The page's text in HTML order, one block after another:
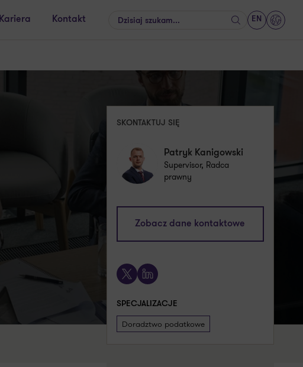
Kariera Kontakt Szukaj
EN
SKONTAKTUJ SIĘ
Patryk Kanigowski
Supervisor, Radca
prawny
Zobacz dane kontaktowe
patryk.kanigowski@pl.gt.com
+48 885 887 282
X LinkedIn
SPECJALIZACJE
Doradztwo podatkowe